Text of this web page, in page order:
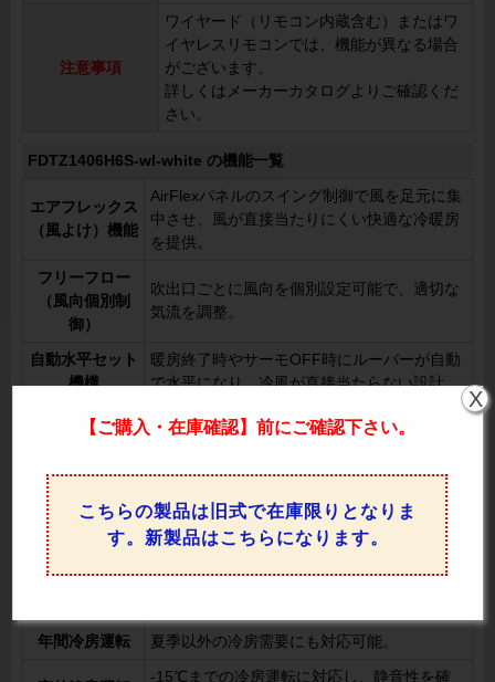
注意事項
ワイヤード（リモコン内蔵含む）またはワ
イヤレスリモコンでは、機能が異なる場合
がございます。
詳しくはメーカーカタログよりご確認くだ
さい。
FDTZ1406H6S-wl-white の機能一覧
エアフレックス
（風よけ）機能
AirFlexパネルのスイング制御で風を足元に集
中させ、風が直接当たりにくい快適な冷暖房
を提供。
フリーフロー
（風向個別制
御）
吹出口ごとに風向を個別設定可能で、適切な
気流を調整。
自動水平セット
機構
暖房終了時やサーモOFF時にルーバーが自動
で水平になり、冷風が直接当たらない設計。
オートスイング
ルーバ
左右方向の風を8パターンから選択可能。
人感センサ制御
人感センサーで人の有無を確認し、無駄な運
転を防いで節電を実現。
風量自動 部屋の状況に応じて風量を自動調整。
ドライ 快適さを保ちながら除湿運転を実施。
年間冷房運転 夏季以外の冷房需要にも対応可能。
-15℃までの冷房運転に対応し、静音性を確
【ご購入・在庫確認】前にご確認下さい。
こちらの製品は旧式で在庫限りとなりま
す。新製品はこちらになります。
X